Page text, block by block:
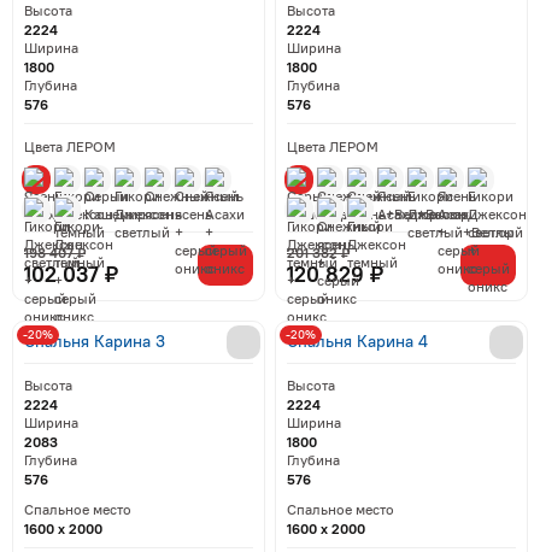
Высота
2224
Ширина
1800
Глубина
576
Цвета ЛЕРОМ
102 037 ₽
198 407 ₽
Высота
2224
Ширина
1800
Глубина
576
Цвета ЛЕРОМ
120 829 ₽
201 382 ₽
Спальня Карина 3
Высота
2224
Ширина
2083
Глубина
576
Спальное место
1600 x 2000
-20% Спальня Карина 4
Высота
2224
Ширина
1800
Глубина
576
Спальное место
1600 x 2000
-20%